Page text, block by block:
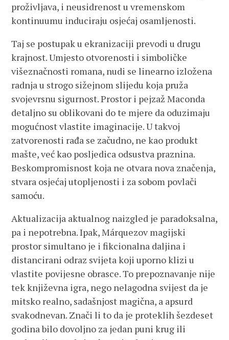
proživljava, i neusidrenost u vremenskom
kontinuumu induciraju osjećaj osamljenosti.
Taj se postupak u ekranizaciji prevodi u drugu
krajnost. Umjesto otvorenosti i simboličke
višeznačnosti romana, nudi se linearno izložena
radnja u strogo sižejnom slijedu koja pruža
svojevrsnu sigurnost. Prostor i pejzaž Maconda
detaljno su oblikovani do te mjere da oduzimaju
mogućnost vlastite imaginacije. U takvoj
zatvorenosti rađa se začudno, ne kao produkt
mašte, već kao posljedica odsustva praznina.
Beskompromisnost koja ne otvara nova značenja,
stvara osjećaj utopljenosti i za sobom povlači
samoću.
Aktualizacija aktualnog naizgled je paradoksalna,
pa i nepotrebna. Ipak, Márquezov magijski
prostor simultano je i fikcionalna daljina i
distancirani odraz svijeta koji uporno klizi u
vlastite povijesne obrasce. To prepoznavanje nije
tek književna igra, nego nelagodna svijest da je
mitsko realno, sadašnjost magična, a apsurd
svakodnevan. Znači li to da je proteklih šezdeset
godina bilo dovoljno za jedan puni krug ili